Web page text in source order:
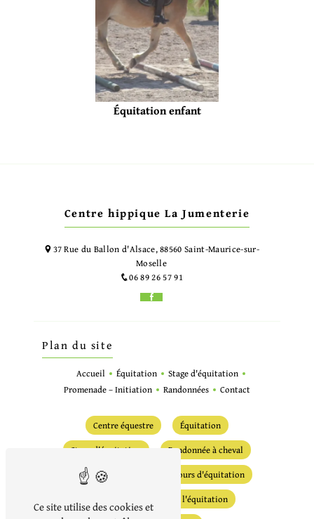
Équitation enfant
Centre hippique La Jumenterie
37 Rue du Ballon d'Alsace, 88560 Saint-Maurice-sur-
Moselle
06 89 26 57 91
Plan du site
Accueil Équitation
Stage d'équitation
Promenade – Initiation
Randonnées Contact
Centre équestre
Équitation
Stage d'équitation
Randonnée à cheval
Randonnée équestre
Cours d'équitation
Écurie
Initiation à l'équitation
Ce site utilise des cookies et